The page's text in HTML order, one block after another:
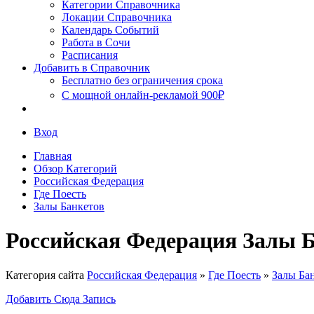
Категории Справочника
Локации Справочника
Календарь Событий
Работа в Сочи
Расписания
Добавить в Справочник
Бесплатно без ограничения срока
С мощной онлайн-рекламой 900₽
Вход
Главная
Обзор Категорий
Российская Федерация
Где Поесть
Залы Банкетов
Российская Федерация Залы
Категория сайта Российская Федерация » Где Поесть » Залы
Добавить Сюда Запись